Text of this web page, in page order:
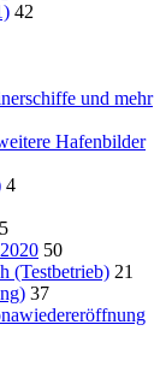
42
und mehr
Hafenbilder
4
50
(Testbetrieb) 21
37